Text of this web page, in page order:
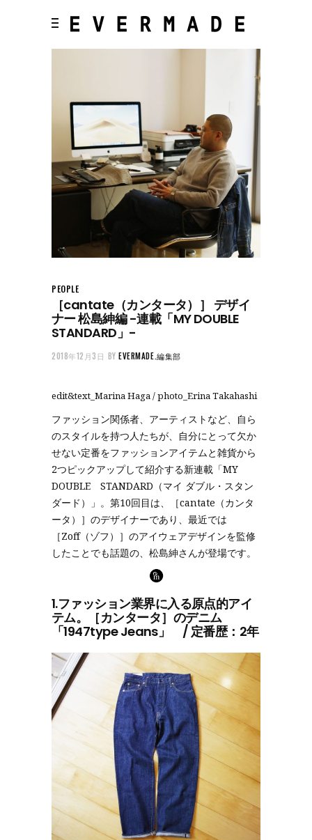
PEOPLE
［cantate（カンタータ）］ デザイ
ナー 松島紳編 -連載「MY DOUBLE
STANDARD」-
2018年12月3日 BYEVERMADE.編集部
edit&text_Marina Haga / photo_Erina Takahashi
ファッション関係者、アーティストなど、自ら
のスタイルを持つ人たちが、自分にとって欠か
せない定番をファッションアイテムと雑貨から
2つピックアップして紹介する新連載「MY
DOUBLE STANDARD（マイ ダブル・スタン
ダード）」。第10回目は、［cantate（カンタ
ータ）］のデザイナーであり、最近では
［Zoff（ゾフ）］のアイウェアデザインを監修
したことでも話題の、松島紳さんが登場です。
1.ファッション業界に入る原点的アイ
テム。［カンタータ］のデニム
「1947type Jeans」 / 定番歴：2年